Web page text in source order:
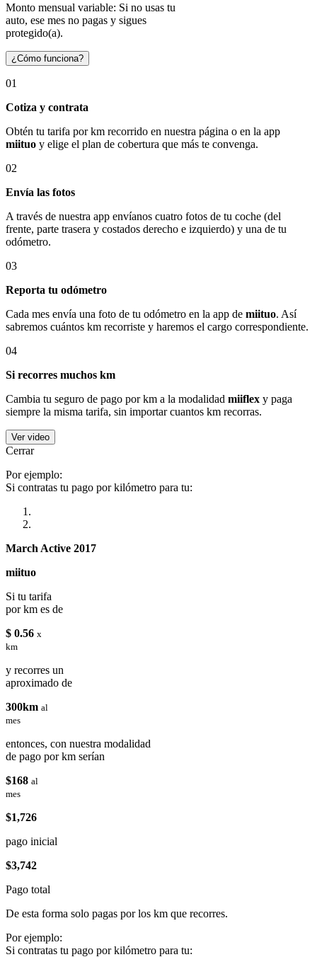
Monto mensual variable: Si no usas tu
auto, ese mes no pagas y sigues
protegido(a).
¿Cómo funciona?
01
Cotiza y contrata
Obtén tu tarifa por km recorrido en nuestra página o en la app
miituo y elige el plan de cobertura que más te convenga.
02
Envía las fotos
A través de nuestra app envíanos cuatro fotos de tu coche (del
frente, parte trasera y costados derecho e izquierdo) y una de tu
odómetro.
03
Reporta tu odómetro
Cada mes envía una foto de tu odómetro en la app de miituo. Así
sabremos cuántos km recorriste y haremos el cargo correspondiente.
04
Si recorres muchos km
Cambia tu seguro de pago por km a la modalidad miiflex y paga
siempre la misma tarifa, sin importar cuantos km recorras.
Ver video
Cerrar
Por ejemplo:
Si contratas tu pago por kilómetro para tu:
March Active 2017
miituo
Si tu tarifa
por km es de
$ 0.56 x
km
y recorres un
aproximado de
300km al
mes
entonces, con nuestra modalidad
de pago por km serían
$168 al
mes
$1,726
pago inicial
$3,742
Pago total
De esta forma solo pagas por los km que recorres.
Por ejemplo:
Si contratas tu pago por kilómetro para tu: